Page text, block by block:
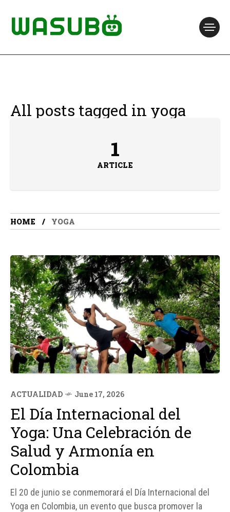
All posts tagged in yoga
1
ARTICLE
HOME YOGA
ACTUALIDAD June 17, 2026
El Día Internacional del
Yoga: Una Celebración de
Salud y Armonía en
Colombia
El 20 de junio se conmemorará el Día Internacional del
Yoga en Colombia, un evento que busca promover la